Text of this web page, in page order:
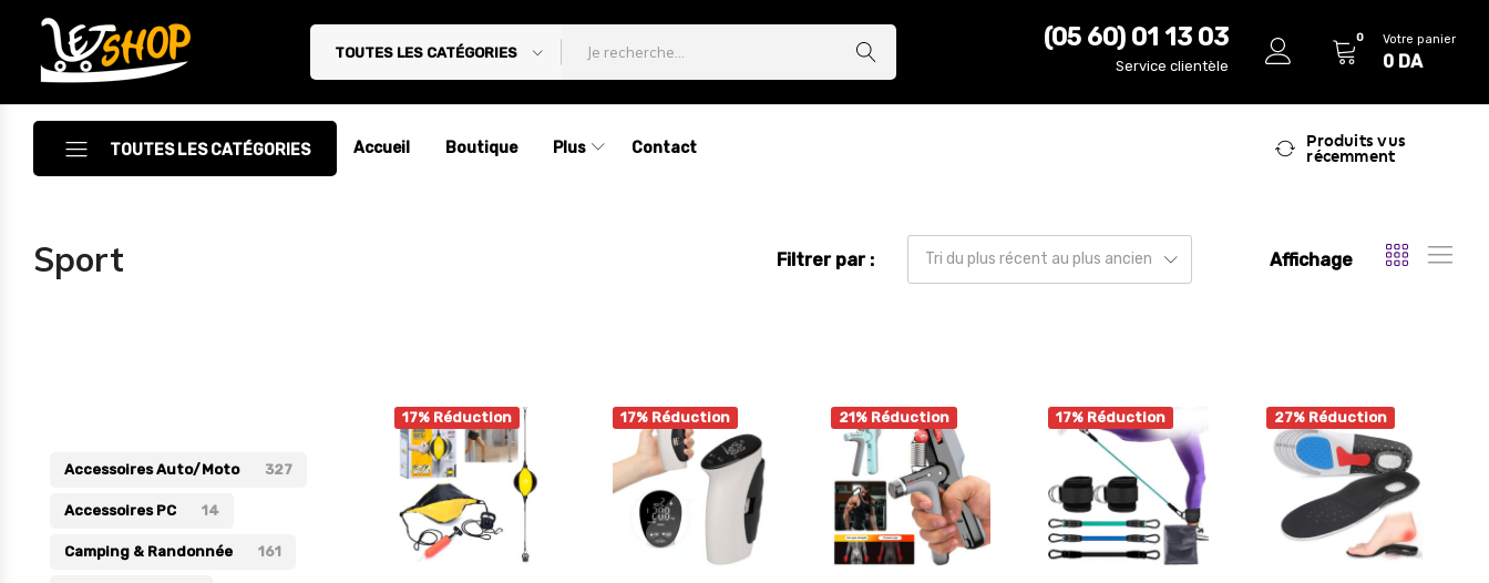
Letshop.dz
TOUTES LES CATÉGORIES
(05 60) 01 13 03
Service clientèle
0 Votre panier
0 DA
TOUTES LES CATÉGORIES
Électronique
Jouets
Accueil Boutique Plus Contact
Produits vus
récemment
Sport Filtrer par : Tri du plus récent au plus ancien Affichage
17% Réduction 17% Réduction 21% Réduction 17% Réduction 27% Réduction
Accessoires Auto/Moto 327
Accessoires PC 14
Camping & Randonnée 161